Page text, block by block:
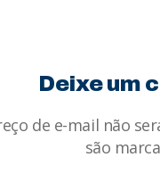
Deixe um
de e-mail não
são